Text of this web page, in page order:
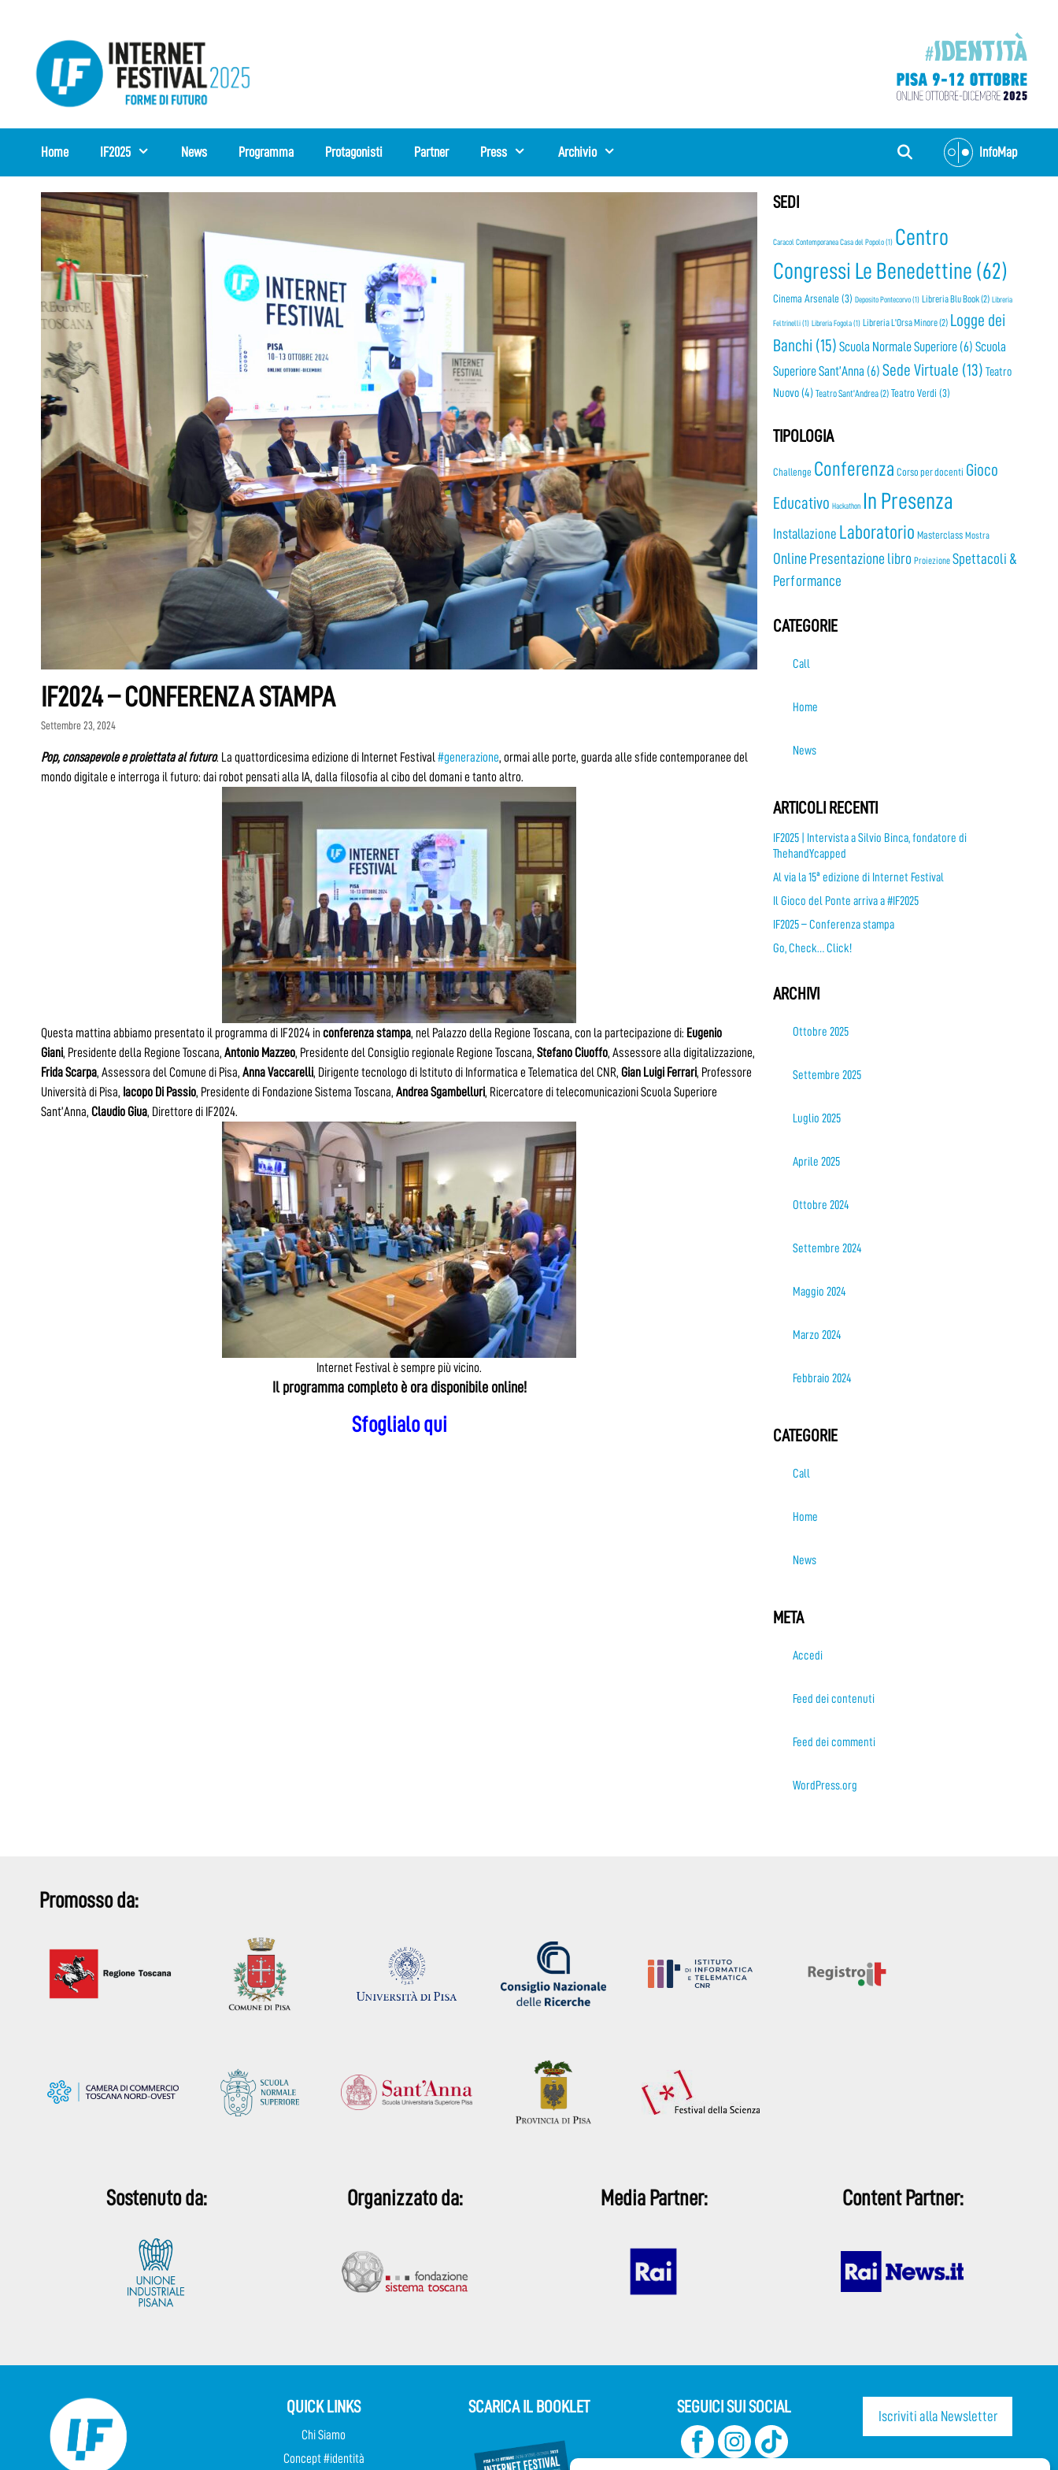
contenuto
Home IF2025 News Programma Protagonisti Partner Press Archivio InfoMap
IF2024 – CONFERENZA STAMPA
Settembre 23, 2024
Pop, consapevole e proiettata al futuro. La quattordicesima edizione di Internet Festival #generazione, ormai alle porte, guarda alle sfide contemporanee del
mondo digitale e interroga il futuro: dai robot pensati alla IA, dalla filosofia al cibo del domani e tanto altro.
Questa mattina abbiamo presentato il programma di IF2024 in conferenza stampa, nel Palazzo della Regione Toscana, con la partecipazione di: Eugenio
Giani, Presidente della Regione Toscana, Antonio Mazzeo, Presidente del Consiglio regionale Regione Toscana, Stefano Ciuoffo, Assessore alla digitalizzazione,
Frida Scarpa, Assessora del Comune di Pisa, Anna Vaccarelli, Dirigente tecnologo di Istituto di Informatica e Telematica del CNR, Gian Luigi Ferrari, Professore
Università di Pisa, Iacopo Di Passio, Presidente di Fondazione Sistema Toscana, Andrea Sgambelluri, Ricercatore di telecomunicazioni Scuola Superiore
Sant’Anna, Claudio Giua, Direttore di IF2024.
Internet Festival è sempre più vicino.
Il programma completo è ora disponibile online!
Sfoglialo qui
SEDI
Caracol Contemporanea Casa del Popolo(1) Centro
Congressi Le Benedettine (62)
Cinema Arsenale (3) Deposito Pontecorvo(1) Libreria Blu Book(2) Libreria
Feltrinelli(1) Libreria Fogola(1) Libreria L'Orsa Minore(2) Logge dei
Banchi (15) Scuola Normale Superiore (6) Scuola
Superiore Sant’Anna (6) Sede Virtuale (13) Teatro
Nuovo(4) Teatro Sant'Andrea(2) Teatro Verdi (3)
TIPOLOGIA
Challenge Conferenza Corso per docenti Gioco
Educativo Hackathon In Presenza
Installazione Laboratorio Masterclass Mostra
Online Presentazione libro Proiezione Spettacoli &
Performance
CATEGORIE
Call
Home
News
ARTICOLI RECENTI
IF2025 | Intervista a Silvio Binca, fondatore di
ThehandYcapped
Al via la 15ª edizione di Internet Festival
Il Gioco del Ponte arriva a #IF2025
IF2025 – Conferenza stampa
Go, Check… Click!
ARCHIVI
Ottobre 2025
Settembre 2025
Luglio 2025
Aprile 2025
Ottobre 2024
Settembre 2024
Maggio 2024
Marzo 2024
Febbraio 2024
CATEGORIE
Call
Home
News
META
Accedi
Feed dei contenuti
Feed dei commenti
WordPress.org
Promosso da:
Sostenuto da: Organizzato da: Media Partner: Content Partner:
QUICK LINKS
Chi Siamo
Concept #identità
SCARICA IL BOOKLET SEGUICI SUI SOCIAL
Iscriviti alla Newsletter